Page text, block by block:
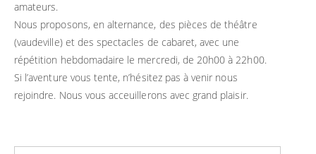
amateurs.
Nous proposons, en alternance, des pièces de théâtre
(vaudeville) et des spectacles de cabaret, avec une
répétition hebdomadaire le mercredi, de 20h00 à 22h00.
Si l’aventure vous tente, n’hésitez pas à venir nous
rejoindre. Nous vous acceuillerons avec grand plaisir.